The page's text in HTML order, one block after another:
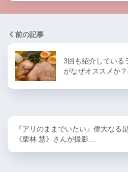
前の記事
3回も紹介している
がなぜオススメか
『アリのままでいたい』偉大なる
《栗林 慧》さんが撮影…